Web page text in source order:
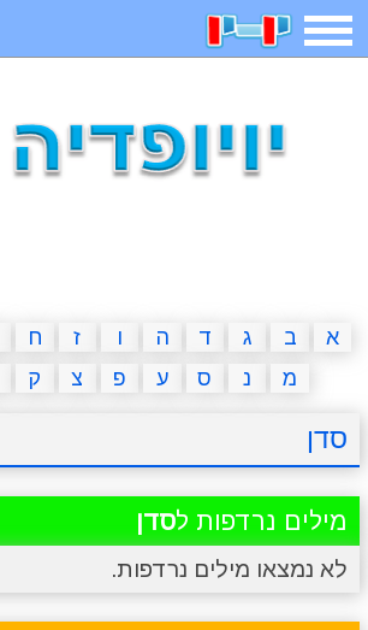
תפריט
איש תלוי מדריכים פוקימון גו
יצירה משחקי בנות אשליות
א ב ג ד ה ו ז ח
מ
נ ס ע פ צ ק
סדן
מילים נרדפות לסדן
לא נמצאו מילים נרדפות.